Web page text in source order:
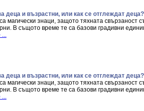
деца и възрастни, или как се отглеждат деца?
магически знаци, защото тяхната свързаност
В същото време те са базови градивни
...
деца и възрастни, или как се отглеждат деца?
магически знаци, защото тяхната свързаност
В същото време те са базови градивни
...